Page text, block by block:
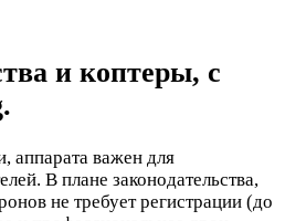
и коптеры, с
аппарата важен для
В плане законодательства,
не требует регистрации (до